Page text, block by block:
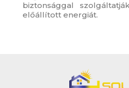
biztonsággal
előállított energiát.